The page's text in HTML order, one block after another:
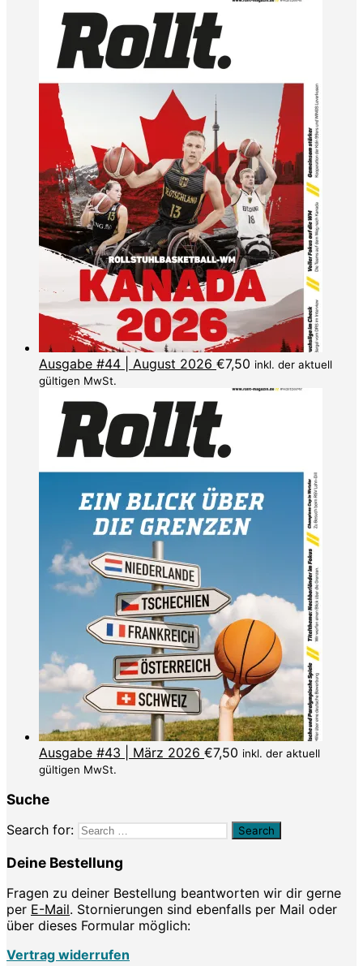
Ausgabe #44 | August 2026 €7,50 inkl. der aktuell
gültigen MwSt.
Ausgabe #43 | März 2026 €7,50 inkl. der aktuell
gültigen MwSt.
Suche
Search for:
Deine Bestellung
Fragen zu deiner Bestellung beantworten wir dir gerne
per E-Mail. Stornierungen sind ebenfalls per Mail oder
über dieses Formular möglich:
Vertrag widerrufen